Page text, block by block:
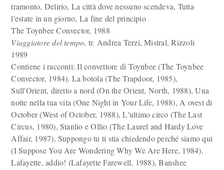
tramonto, Delirio, La città dove nessuno scendeva, Tutta
l'estate in un giorno, La fine del principio
The Toynbee Convector, 1988
Viaggiatore del tempo, tr. Andrea Terzi, Mistral, Rizzoli
1989
Contiene i racconti: Il convettore di Toynbee (The Toynbee
Convector, 1984), La botola (The Trapdoor, 1985),
Sull'Orient, diretto a nord (On the Orient, North, 1988), Una
notte nella tua vita (One Night in Your Life, 1988), A ovest di
October (West of October, 1988), L'ultimo circo (The Last
Circus, 1980), Stanlio e Ollio (The Laurel and Hardy Love
Affair, 1987), Suppongo tu ti stia chiedendo perché siamo qui
(I Suppose You Are Wondering Why We Are Here, 1984),
Lafayette, addio! (Lafayette Farewell, 1988), Banshee